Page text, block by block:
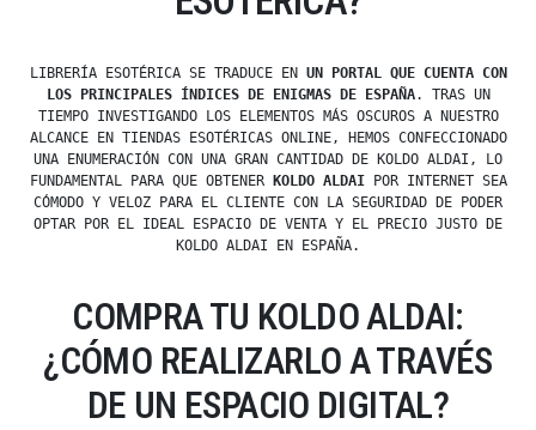
LIBRERÍA ESOTÉRICA SE TRADUCE EN UN PORTAL QUE CUENTA CON
LOS PRINCIPALES ÍNDICES DE ENIGMAS DE ESPAÑA. TRAS UN
TIEMPO INVESTIGANDO LOS ELEMENTOS MÁS OSCUROS A NUESTRO
ALCANCE EN TIENDAS ESOTÉRICAS ONLINE, HEMOS CONFECCIONADO
UNA ENUMERACIÓN CON UNA GRAN CANTIDAD DE KOLDO ALDAI, LO
FUNDAMENTAL PARA QUE OBTENER
KOLDO ALDAIPOR INTERNET SEA
CÓMODO Y VELOZ PARA EL CLIENTE CON LA SEGURIDAD DE PODER
OPTAR POR EL IDEAL ESPACIO DE VENTA Y EL PRECIO JUSTO DE
KOLDO ALDAI EN ESPAÑA.
COMPRA TU KOLDO ALDAI:
¿CÓMO REALIZARLO A TRAVÉS
DE UN ESPACIO DIGITAL?